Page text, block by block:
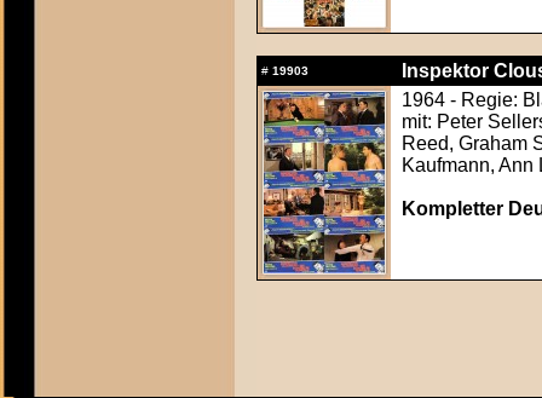
# 19903
Inspektor
1964 - Regie:
mit: Peter
Reed, Graham
Kaufmann, Ann
Kompletter